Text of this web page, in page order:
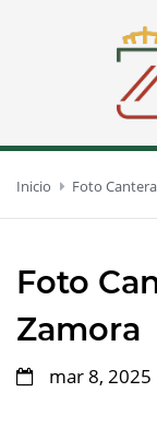
Inicio Foto
Foto
Zamora
mar 8, 2025